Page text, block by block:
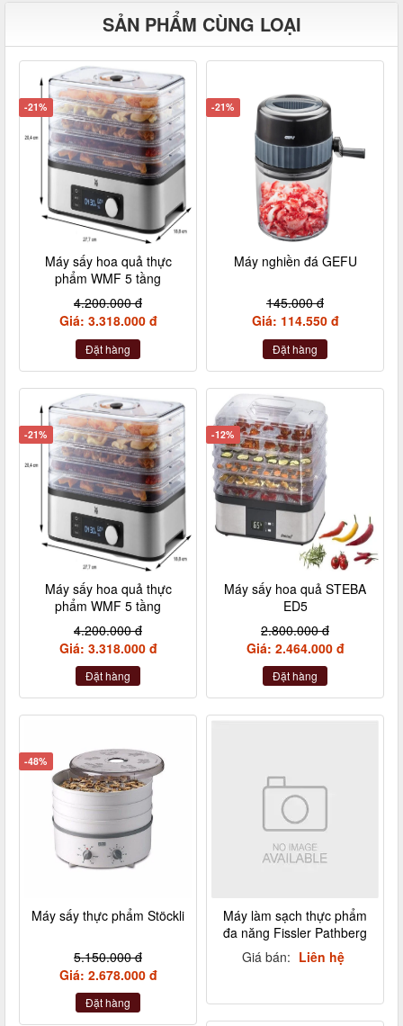
SẢN PHẨM CÙNG LOẠI
-21%
Máy sấy hoa quả thực
phẩm WMF 5 tầng
4.200.000 đ
Giá: 3.318.000 đ
Đặt hàng
-21%
Máy nghiền đá GEFU
145.000 đ
Giá: 114.550 đ
Đặt hàng
-21%
Máy sấy hoa quả thực
phẩm WMF 5 tầng
4.200.000 đ
Giá: 3.318.000 đ
Đặt hàng
-12%
Máy sấy hoa quả STEBA
ED5
2.800.000 đ
Giá: 2.464.000 đ
Đặt hàng
-48%
Máy sấy thực phẩm Stöckli
5.150.000 đ
Giá: 2.678.000 đ
Đặt hàng
Máy làm sạch thực phẩm
đa năng Fissler Pathberg
Giá bán: Liên hệ